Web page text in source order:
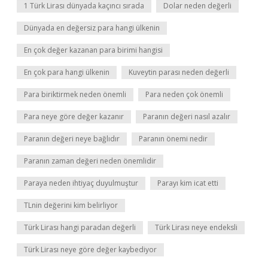
1 Türk Lirası dünyada kaçıncı sırada Dolar neden değerli
Dünyada en değersiz para hangi ülkenin
En çok değer kazanan para birimi hangisi
En çok para hangi ülkenin Kuveytin parası neden değerli
Para biriktirmek neden önemli Para neden çok önemli
Para neye göre değer kazanır Paranın değeri nasıl azalır
Paranın değeri neye bağlıdır Paranın önemi nedir
Paranın zaman değeri neden önemlidir
Paraya neden ihtiyaç duyulmuştur Parayı kim icat etti
TLnin değerini kim belirliyor
Türk Lirası hangi paradan değerli Türk Lirası neye endeksli
Türk Lirası neye göre değer kaybediyor